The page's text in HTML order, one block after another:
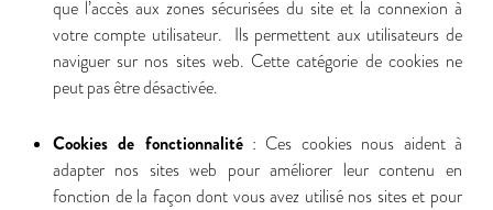
que l’accès aux zones sécurisées du site et la connexion à
votre compte utilisateur. Ils permettent aux utilisateurs de
naviguer sur nos sites web. Cette catégorie de cookies ne
peut pas être désactivée.
Cookies de fonctionnalité: Ces cookies nous aident à
adapter nos sites web pour améliorer leur contenu en
fonction de la façon dont vous avez utilisé nos sites et pour